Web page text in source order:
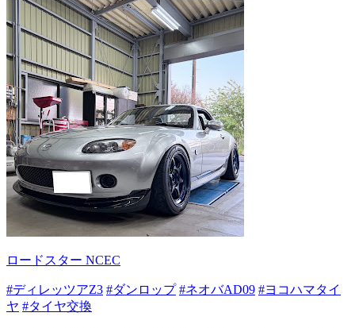
ロードスター NCEC
#ディレッツアZ3 #ダンロップ #ネオバAD09 #ヨコハマタイ
ヤ #タイヤ交換